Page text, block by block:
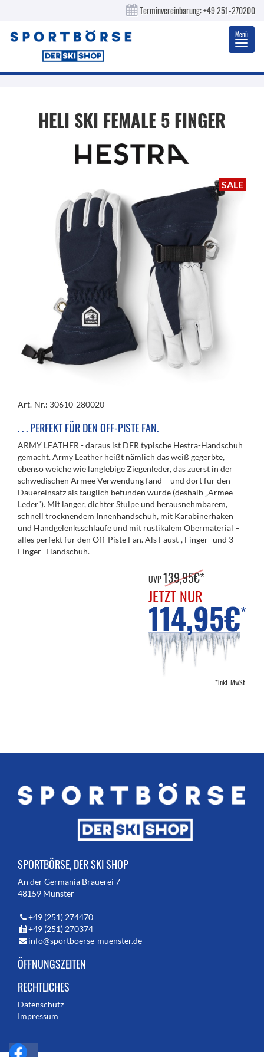
Terminvereinbarung:+49 251-270200
Menü
HELI SKI FEMALE 5 FINGER
SALE
Art.-Nr.: 30610-280020
. . . PERFEKT FÜR DEN OFF-PISTE FAN.
ARMY LEATHER - daraus ist DER typische Hestra-Handschuh
gemacht. Army Leather heißt nämlich das weiß gegerbte,
ebenso weiche wie langlebige Ziegenleder, das zuerst in der
schwedischen Armee Verwendung fand – und dort für den
Dauereinsatz als tauglich befunden wurde (deshalb „Armee-
Leder”). Mit langer, dichter Stulpe und herausnehmbarem,
schnell trocknendem Innenhandschuh, mit Karabinerhaken
und Hand­gelenksschlaufe und mit rustikalem Obermaterial –
alles perfekt für den Off-Piste Fan. Als Faust-, Finger- und 3-
Finger- Handschuh.
UVP139,95€*
JETZT NUR
114,95€*
*inkl. MwSt.
SPORTBÖRSE, DER SKI SHOP
An der Germania Brauerei 7
48159 Münster
+49 (251) 274470
+49 (251) 270374
info@sportboerse-muenster.de
ÖFFNUNGSZEITEN
RECHTLICHES
Datenschutz
Impressum